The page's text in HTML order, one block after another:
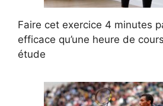
Faire cet exercice 4 minutes
efficace qu’une heure de
étude